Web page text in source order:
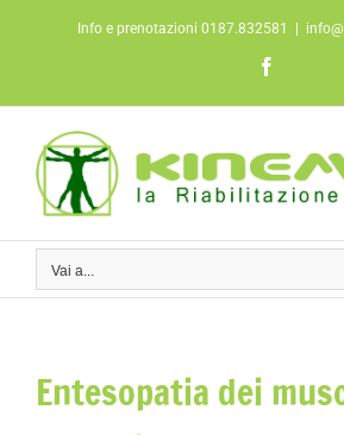
Info e prenotazioni 0187.832581
Vai a...
Entesopatia dei